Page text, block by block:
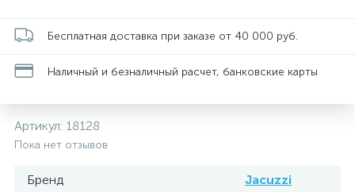
Бесплатная доставка при заказе от 40 000 руб.
Наличный и безналичный расчет, банковские карты
Артикул: 18128
Пока нет отзывов
Бренд
Jacuzzi